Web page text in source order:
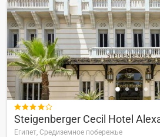

Steigenberger Cecil Hotel
Египет, Средиземное побережье